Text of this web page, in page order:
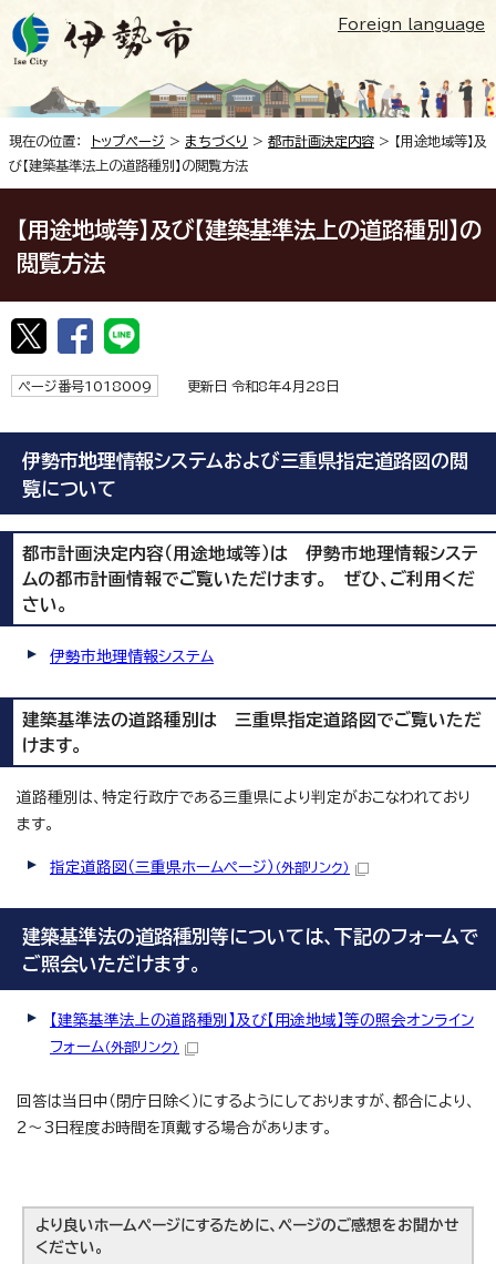
Foreign language
現在の位置： トップページ > まちづくり > 都市計画決定内容 > 【用途地域等】及
び【建築基準法上の道路種別】の閲覧方法
【用途地域等】及び【建築基準法上の道路種別】の
閲覧方法
ページ番号1018009 更新日 令和8年4月28日
伊勢市地理情報システムおよび三重県指定道路図の閲
覧について
都市計画決定内容（用途地域等）は 伊勢市地理情報システ
ムの都市計画情報でご覧いただけます。 ぜひ、ご利用くだ
さい。
伊勢市地理情報システム
建築基準法の道路種別は 三重県指定道路図でご覧いただ
けます。
道路種別は、特定行政庁である三重県により判定がおこなわれており
ます。
指定道路図（三重県ホームページ） （外部リンク）
建築基準法の道路種別等については、下記のフォームで
ご照会いただけます。
【建築基準法上の道路種別】及び【用途地域】等の照会オンライン
フォーム（外部リンク）
回答は当日中（閉庁日除く）にするようにしておりますが、都合により、
2～3日程度お時間を頂戴する場合があります。
より良いホームページにするために、ページのご感想をお聞かせ
ください。